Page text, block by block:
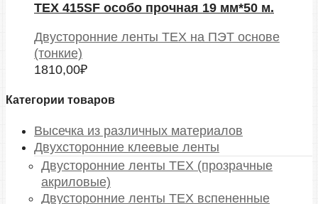
TEX 415SF особо прочная 19 мм*50 м.
Двусторонние ленты TEX на ПЭТ основе
(тонкие)
1810,00₽
Категории товаров
Высечка из различных материалов
Двухсторонние клеевые ленты
Двусторонние ленты TEX (прозрачные
акриловые)
Двусторонние ленты TEX вспененные